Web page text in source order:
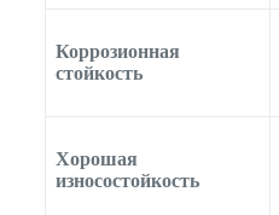
Коррозионная
стойкость
Хорошая
износостойкость